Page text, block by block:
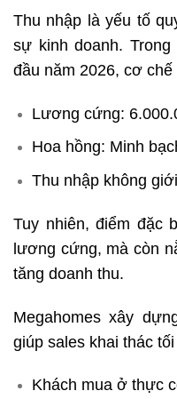
Thu nhập là yếu tố
sự kinh doanh. Trong
đầu năm 2026, cơ
Lương cứng:
Hoa hồng: Minh
Thu nhập không
Tuy nhiên, điểm đặc
lương cứng, mà còn
tăng doanh thu.
Megahomes xây
giúp sales khai thác
Khách mua ở thực